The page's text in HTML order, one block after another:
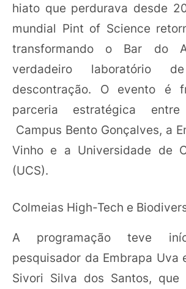
hiato que perdurava desde
mundial Pint of Science
transformando o Bar do
verdadeiro laboratório
descontração. O evento é
parceria estratégica
Campus Bento Gonçalves, a
Vinho e a Universidade de
(UCS).
Colmeias High-Tech e
A programação teve
pesquisador da Embrapa Uva
Sivori Silva dos Santos, que